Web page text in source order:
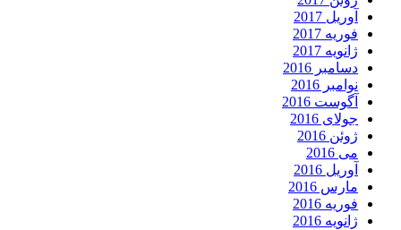
آوریل 2017
فوریه 2017
ژانویه 2017
دسامبر 2016
نوامبر 2016
آگوست 2016
جولای 2016
ژوئن 2016
می 2016
آوریل 2016
مارس 2016
فوریه 2016
ژانویه 2016